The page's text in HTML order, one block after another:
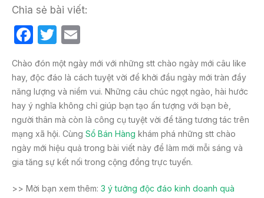
Chia sẻ bài viết:
F
c
e
b
o
o
k
T
itt
er
ail
Chào đón một ngày mới với những stt chào ngày mới câu like
hay, độc đáo là cách tuyệt vời để khởi đầu ngày mới tràn đầy
năng lượng và niềm vui. Những câu chúc ngọt ngào, hài hước
hay ý nghĩa không chỉ giúp bạn tạo ấn tượng với bạn bè,
người thân mà còn là công cụ tuyệt vời để tăng tương tác trên
mạng xã hội. Cùng Sổ Bán Hàng khám phá những stt chào
ngày mới hiệu quả trong bài viết này để làm mới mỗi sáng và
gia tăng sự kết nối trong cộng đồng trực tuyến.
>> Mời bạn xem thêm: 3 ý tưởng độc đáo kinh doanh quà